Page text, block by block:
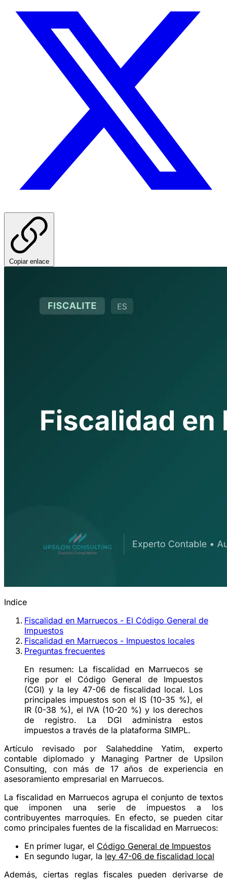
Copiar enlace
Indice
Fiscalidad en Marruecos - El Código General de
Impuestos
Fiscalidad en Marruecos - Impuestos locales
Preguntas frecuentes
En resumen: La fiscalidad en Marruecos se
rige por el Código General de Impuestos
(CGI) y la ley 47-06 de fiscalidad local. Los
principales impuestos son el IS (10-35 %), el
IR (0-38 %), el IVA (10-20 %) y los derechos
de registro. La DGI administra estos
impuestos a través de la plataforma SIMPL.
Artículo revisado por Salaheddine Yatim, experto
contable diplomado y Managing Partner de Upsilon
Consulting, con más de 17 años de experiencia en
asesoramiento empresarial en Marruecos.
La fiscalidad en Marruecos agrupa el conjunto de textos
que imponen una serie de impuestos a los
contribuyentes marroquíes. En efecto, se pueden citar
como principales fuentes de la fiscalidad en Marruecos:
En primer lugar, el Código General de Impuestos
En segundo lugar, la ley 47-06 de fiscalidad local
Además, ciertas reglas fiscales pueden derivarse de